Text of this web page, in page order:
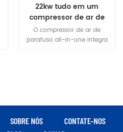
22kw tudo em um
compressor de ar de
parafuso Com secador
de ar
O compressor de ar de
parafuso all-in-one integra
armazenamento de ar, um
secador tipo congelamento e
SOBRE NÓS
CONTATE-NOS